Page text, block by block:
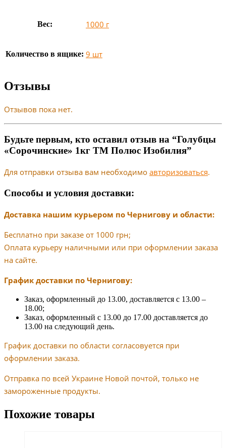
Вес: 1000 г
Количество в ящике: 9 шт
Отзывы
Отзывов пока нет.
Будьте первым, кто оставил отзыв на “Голубцы
«Сорочинские» 1кг ТМ Полюс Изобилия”
Для отправки отзыва вам необходимо авторизоваться.
Способы и условия доставки:
Доставка нашим курьером по Чернигову и области:
Бесплатно при заказе от 1000 грн;
Оплата курьеру наличными или при оформлении заказа
на сайте.
График доставки по Чернигову:
Заказ, оформленный до 13.00, доставляется с 13.00 –
18.00;
Заказ, оформленный с 13.00 до 17.00 доставляется до
13.00 на следующий день.
График доставки по области согласовуется при
оформлении заказа.
Отправка по всей Украине Новой почтой, только не
замороженные продукты.
Похожие товары